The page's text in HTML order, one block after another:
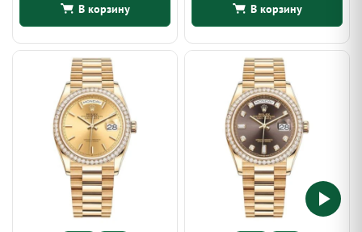
В корзину В корзину